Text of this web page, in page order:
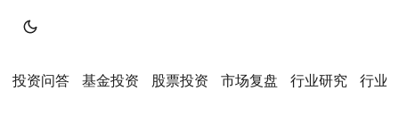
投资问答 基金投资 股票投资 市场复盘 行业研究 行业